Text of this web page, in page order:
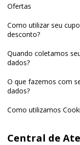
Ofertas
Como utilizar seu
desconto?
Quando coletamos
dados?
O que fazemos com
dados?
Como utilizamos
Central de